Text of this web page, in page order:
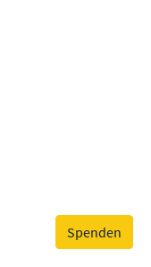
Spenden